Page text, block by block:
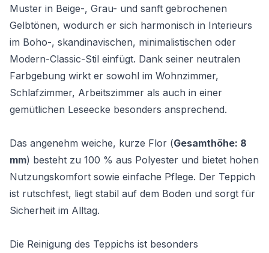
Muster in Beige-, Grau- und sanft gebrochenen
Gelbtönen, wodurch er sich harmonisch in Interieurs
im Boho-, skandinavischen, minimalistischen oder
Modern-Classic-Stil einfügt. Dank seiner neutralen
Farbgebung wirkt er sowohl im Wohnzimmer,
Schlafzimmer, Arbeitszimmer als auch in einer
gemütlichen Leseecke besonders ansprechend.
Das angenehm weiche, kurze Flor (Gesamthöhe: 8
mm) besteht zu 100 % aus Polyester und bietet hohen
Nutzungskomfort sowie einfache Pflege. Der Teppich
ist rutschfest, liegt stabil auf dem Boden und sorgt für
Sicherheit im Alltag.
Die Reinigung des Teppichs ist besonders